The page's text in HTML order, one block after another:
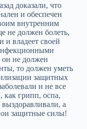
доказали, что
и обеспечен
внутренним
не должен болеть,
и владеет своей
он не должен
то должен уметь
защитных
и не все
как грипп, оспа,
выздоравливали, а
защитные силы!